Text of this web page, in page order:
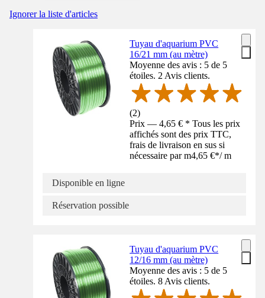
Ignorer la liste d'articles
Tuyau d'aquarium PVC
16/21 mm (au mètre)
Moyenne des avis : 5 de 5
étoiles. 2 Avis clients.
(2)
Prix — 4,65 € * Tous les prix
affichés sont des prix TTC,
frais de livraison en sus si
nécessaire par m4,65 €*/ m
Disponible en ligne
Réservation possible
Tuyau d'aquarium PVC
12/16 mm (au mètre)
Moyenne des avis : 5 de 5
étoiles. 8 Avis clients.